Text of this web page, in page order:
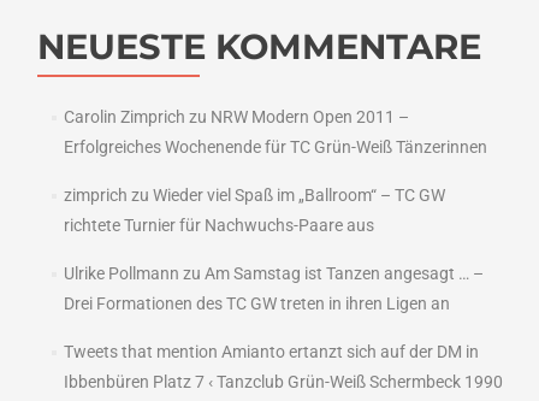
NEUESTE KOMMENTARE
Carolin Zimprich zu NRW Modern Open 2011 –
Erfolgreiches Wochenende für TC Grün-Weiß Tänzerinnen
zimprich zu Wieder viel Spaß im „Ballroom“ – TC GW
richtete Turnier für Nachwuchs-Paare aus
Ulrike Pollmann zu Am Samstag ist Tanzen angesagt … –
Drei Formationen des TC GW treten in ihren Ligen an
Tweets that mention Amianto ertanzt sich auf der DM in
Ibbenbüren Platz 7 ‹ Tanzclub Grün-Weiß Schermbeck 1990